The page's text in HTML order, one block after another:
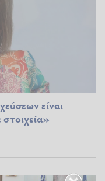
είναι